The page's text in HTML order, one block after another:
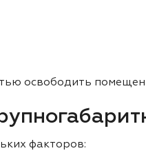
освободить
факторов: